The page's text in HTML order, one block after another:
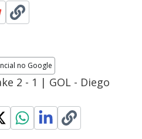
no Google
2 - 1 | GOL - Diego